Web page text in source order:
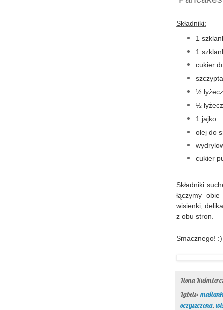
Składniki:
1
1
cukier
½
½
1 jajko
olej do
cukier
Składniki
łączymy
wisienki,
z obu stron.
Smacznego! :)
Ilona
Labels:
oczyszczona,